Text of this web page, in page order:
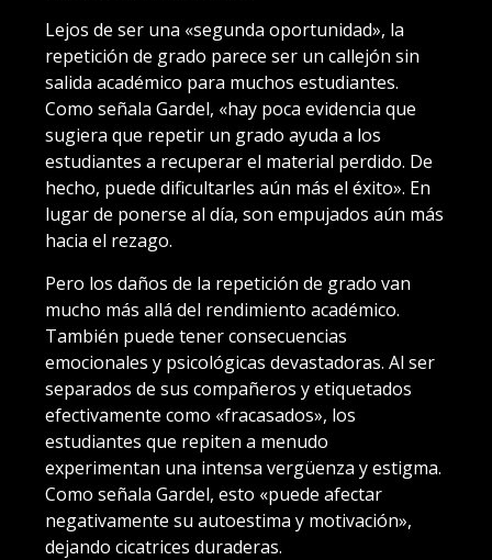
Lejos de ser una «segunda oportunidad», la
repetición de grado parece ser un callejón sin
salida académico para muchos estudiantes.
Como señala Gardel, «hay poca evidencia que
sugiera que repetir un grado ayuda a los
estudiantes a recuperar el material perdido. De
hecho, puede dificultarles aún más el éxito». En
lugar de ponerse al día, son empujados aún más
hacia el rezago.
Pero los daños de la repetición de grado van
mucho más allá del rendimiento académico.
También puede tener consecuencias
emocionales y psicológicas devastadoras. Al ser
separados de sus compañeros y etiquetados
efectivamente como «fracasados», los
estudiantes que repiten a menudo
experimentan una intensa vergüenza y estigma.
Como señala Gardel, esto «puede afectar
negativamente su autoestima y motivación»,
dejando cicatrices duraderas.